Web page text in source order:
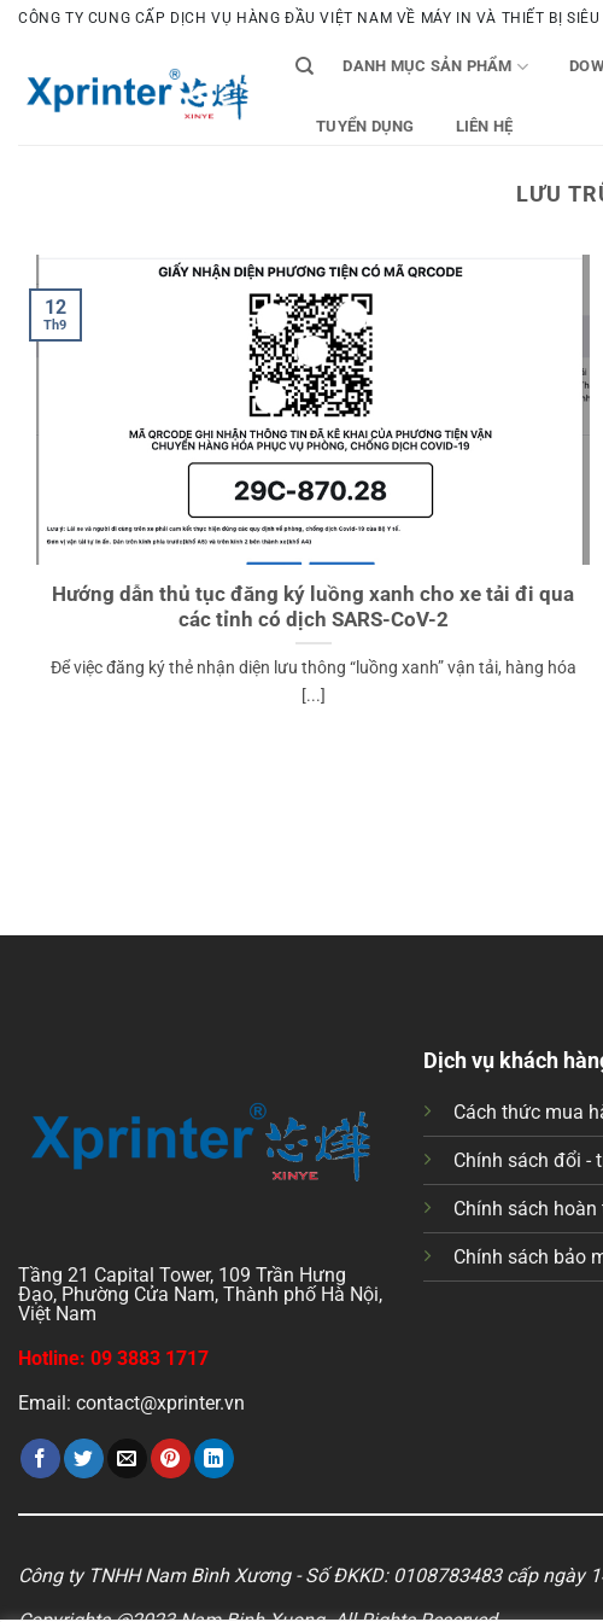
Bỏ
dung
CÔNG TY CUNG CẤP DỊCH VỤ HÀNG ĐẦU VIỆT NAM VỀ MÁY IN VÀ THIẾT BỊ SIÊU
DANH MỤC SẢN PHẨM
TUYỂN DỤNG LIÊN HỆ
LƯU
Hướng dẫn thủ tục đăng ký luồng xanh cho xe tải đi qua
các tỉnh có dịch SARS-CoV-2
Để việc đăng ký thẻ nhận diện lưu thông “luồng xanh” vận tải, hàng hóa
[...]
12
Th9
Tầng 21 Capital Tower, 109 Trần Hưng
Đạo, Phường Cửa Nam, Thành phố Hà Nội,
Việt Nam
Hotline: 09 3883 1717
Email: contact@xprinter.vn
Dịch vụ khách
Cách thức mua
Chính sách đổi -
Chính sách hoàn
Chính sách bảo
Công ty TNHH Nam Bình Xương - Số ĐKKD: 0108783483 cấp